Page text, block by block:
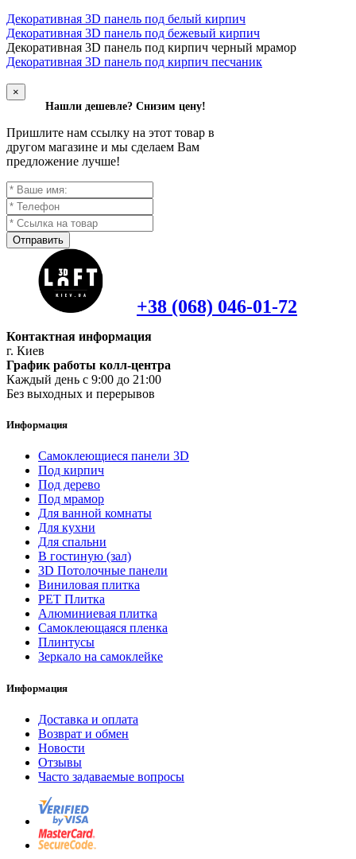
Декоративная 3D панель под белый кирпич
Декоративная 3D панель под бежевый кирпич
Декоративная 3D панель под кирпич черный мрамор
Декоративная 3D панель под кирпич песчаник
×
Нашли дешевле? Снизим цену!
Пришлите нам ссылку на этот товар в
другом магазине и мы сделаем Вам
предложение лучше!
Отправить
+38 (068) 046-01-72
Контактная информация
г. Киев
График работы колл-центра
Каждый день с 9:00 до 21:00
Без выходных и перерывов
Информация
Самоклеющиеся панели 3D
Под кирпич
Под дерево
Под мрамор
Для ванной комнаты
Для кухни
Для спальни
В гостиную (зал)
3D Потолочные панели
Виниловая плитка
PET Плитка
Алюминиевая плитка
Самоклеющаяся пленка
Плинтусы
Зеркало на самоклейке
Информация
Доставка и оплата
Возврат и обмен
Новости
Отзывы
Часто задаваемые вопросы